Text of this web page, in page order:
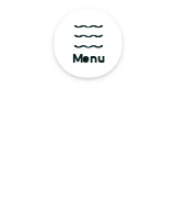
Menu